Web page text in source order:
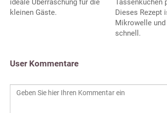
ideale Überraschung für die
kleinen Gäste.
Tassenkuchen
Dieses Rezept
Mikrowelle
schnell.
User Kommentare